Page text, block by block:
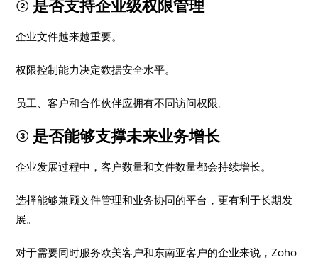
② 是否支持企业级权限管理
企业文件越来越重要。
权限控制能力决定数据安全水平。
员工、客户和合作伙伴应拥有不同访问权限。
③ 是否能够支撑未来业务增长
企业发展过程中，客户数量和文件数量都会持续增长。
选择能够兼顾文件管理和业务协同的平台，更有利于长期发
展。
对于需要同时服务欧美客户和东南亚客户的企业来说，Zoho